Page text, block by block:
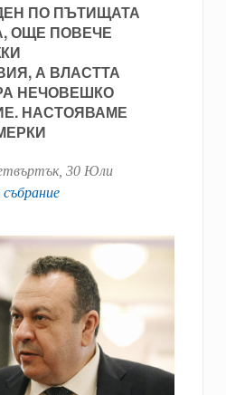
ПО ПЪТИЩАТА
ОЩЕ ПОВЕЧЕ
А ВЛАСТТА
НЕЧОВЕШКО
НАСТОЯВАМЕ
30 Юли